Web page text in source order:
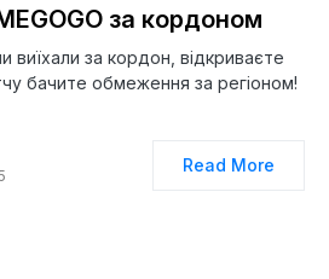
за кордоном
виїхали за кордон, відкриваєте
бачите обмеження за регіоном!
Read More